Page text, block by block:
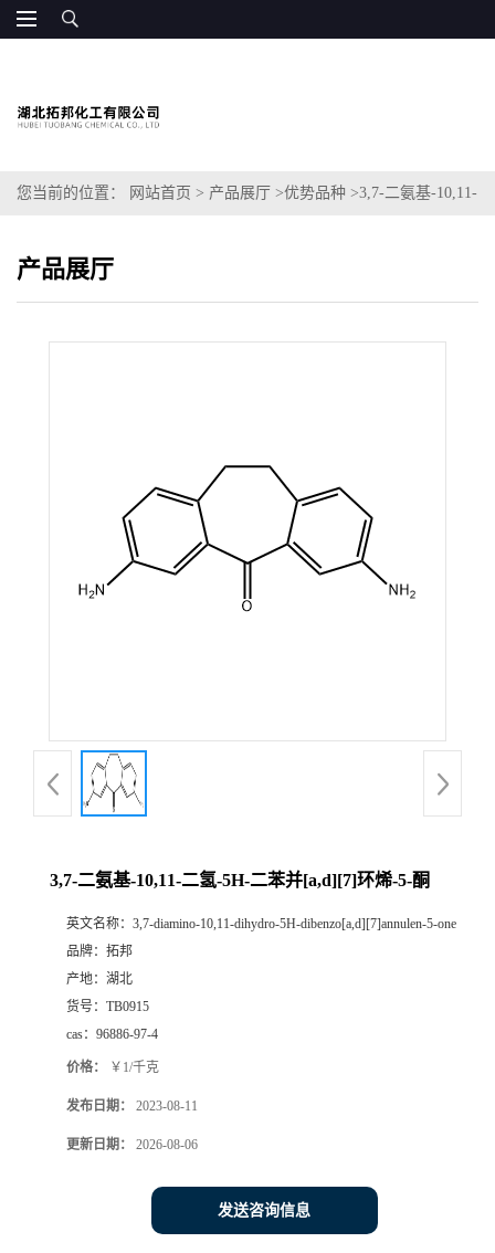
您当前的位置： 网站首页 > 产品展厅 >优势品种 >3,7-二氨基-10,11-
产品展厅
3,7-二氨基-10,11-二氢-5H-二苯并[a,d][7]环烯-5-酮
英文名称： 3,7-diamino-10,11-dihydro-5H-dibenzo[a,d][7]annulen-5-one
品牌： 拓邦
产地： 湖北
货号： TB0915
cas： 96886-97-4
价格： ￥1/千克
发布日期： 2023-08-11
更新日期： 2026-08-06
发送咨询信息